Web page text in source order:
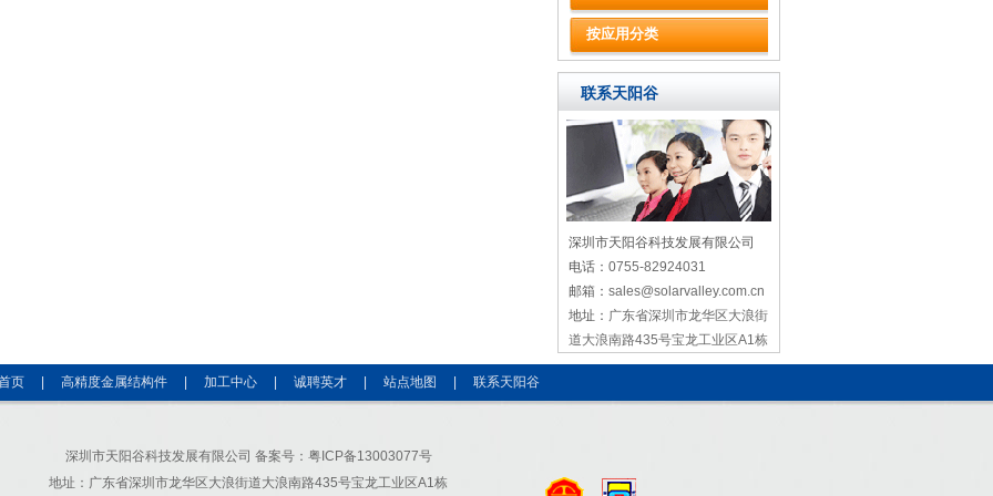
按应用分类
联系天阳谷
深圳市天阳谷科技发展有限公司
电话： 0755-82924031
邮箱： sales@solarvalley.com.cn
地址： 广东省深圳市龙华区大浪街
道大浪南路435号宝龙工业区A1栋
页 高精度金属结构件 加工中心 诚聘英才 站点地图 联系天阳谷
深圳市天阳谷科技发展有限公司 备案号：粤ICP备13003077号
地址：广东省深圳市龙华区大浪街道大浪南路435号宝龙工业区A1栋